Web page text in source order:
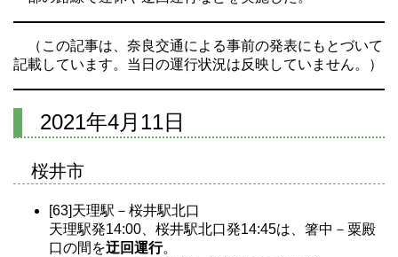
（この記事は、奈良交通による事前の発表にもとづいて
記載しています。当日の運行状況は反映していません。）
2021年4月11日
桜井市
[63]天理駅－桜井駅北口
天理駅発14:00、桜井駅北口発14:45は、箸中－粟殿
口の間を迂回運行。